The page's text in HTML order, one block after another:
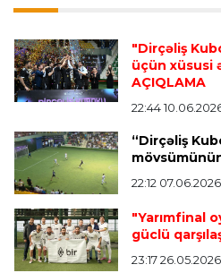
nəticədir”
Offside 15:33 08.08.2026
keçiriləcək Olimpiadaya
“Əsas hədəfim Avropa və
medal qazanmaq,
etməkdir”
"Dirçəliş
üçün xüsusi
AÇIQLAMA
22:44
“Dirçəliş
22:12 07.06.2026
"Yarımfinal
güclü
23:17 26.05.2026